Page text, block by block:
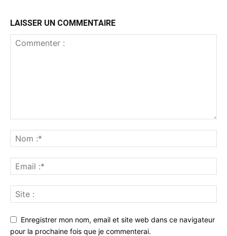
LAISSER UN COMMENTAIRE
Enregistrer mon nom, email et site web dans ce navigateur
pour la prochaine fois que je commenterai.